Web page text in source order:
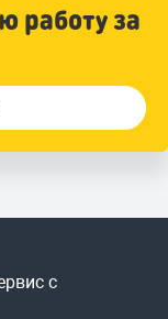
работу за
с